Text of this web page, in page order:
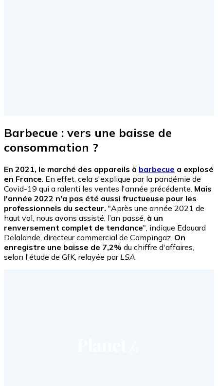
Barbecue : vers une baisse de
consommation ?
En 2021, le marché des appareils à barbecue a explosé
en France . En effet, cela s'explique par la pandémie de
Covid-19 qui a ralenti les ventes l'année précédente. Mais
l'année 2022 n'a pas été aussi fructueuse pour les
professionnels du secteur. "Après une année 2021 de
haut vol, nous avons assisté, l’an passé, à un
renversement complet de tendance", indique Edouard
Delalande, directeur commercial de Campingaz. On
enregistre une baisse de 7,2% du chiffre d'affaires,
selon l'étude de GfK, relayée parLSA